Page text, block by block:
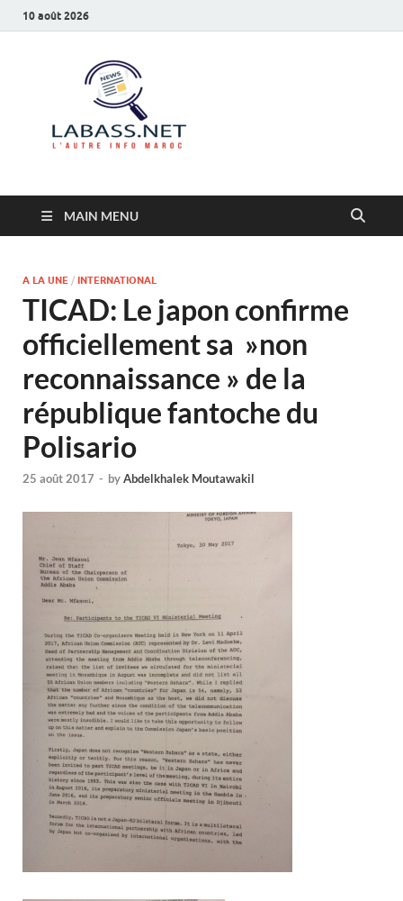
10 août 2026
MAIN MENU
A LA UNE / INTERNATIONAL
TICAD: Le japon confirme
officiellement sa »non
reconnaissance » de la
république fantoche du
Polisario
25 août 2017 - byAbdelkhalek Moutawakil